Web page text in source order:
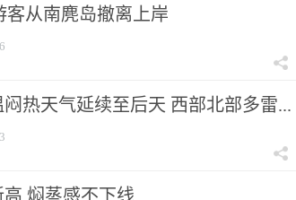
客从南麂岛撤离上岸
热天气延续至后天 西部北部多雷...
焖蒸感不下线